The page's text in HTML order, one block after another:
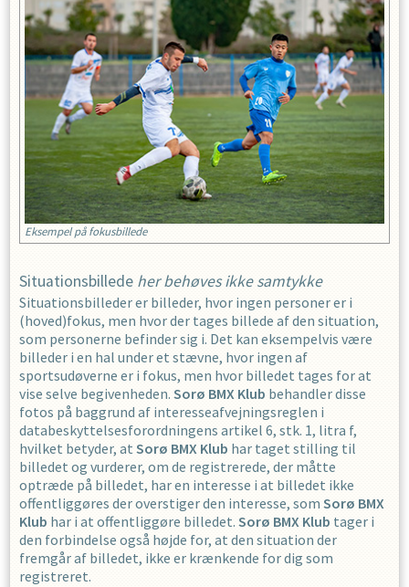
Eksempel på fokusbillede
Situationsbillede her behøves ikke samtykke
Situationsbilleder er billeder, hvor ingen personer er i
(hoved)fokus, men hvor der tages billede af den situation,
som personerne befinder sig i. Det kan eksempelvis være
billeder i en hal under et stævne, hvor ingen af
sportsudøverne er i fokus, men hvor billedet tages for at
vise selve begivenheden. Sorø BMX Klub behandler disse
fotos på baggrund af interesseafvejningsreglen i
databeskyttelsesforordningens artikel 6, stk. 1, litra f,
hvilket betyder, at Sorø BMX Klub har taget stilling til
billedet og vurderer, om de registrerede, der måtte
optræde på billedet, har en interesse i at billedet ikke
offentliggøres der overstiger den interesse, som Sorø BMX
Klub har i at offentliggøre billedet. Sorø BMX Klub tager i
den forbindelse også højde for, at den situation der
fremgår af billedet, ikke er krænkende for dig som
registreret.